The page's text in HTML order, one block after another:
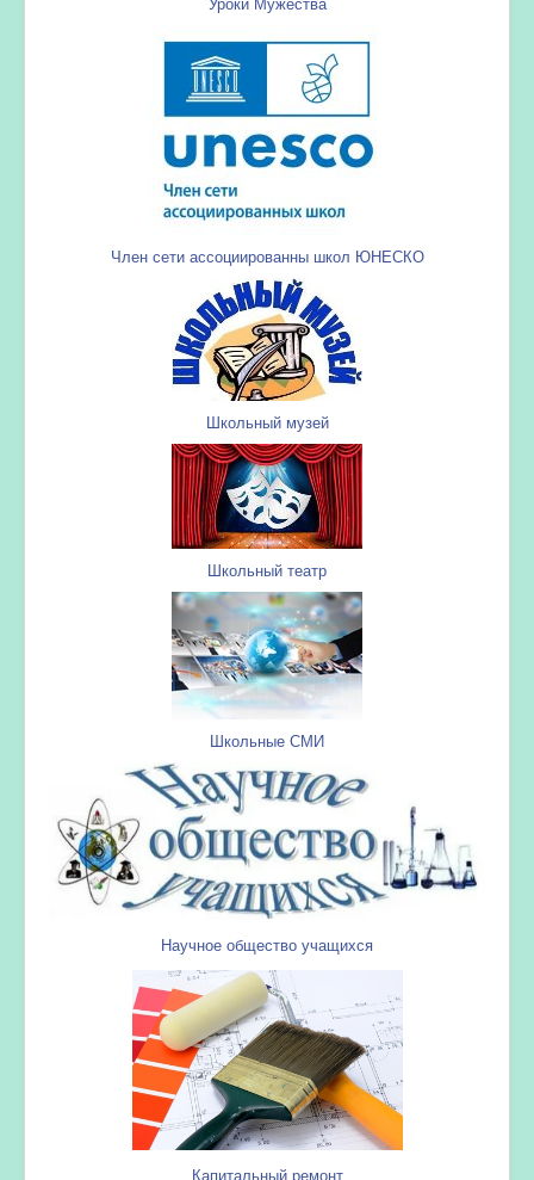
Член сети ассоциированны школ ЮНЕСКО
Школьный музей
Школьный театр
Школьные СМИ
Научное общество учащихся
Капитальный ремонт